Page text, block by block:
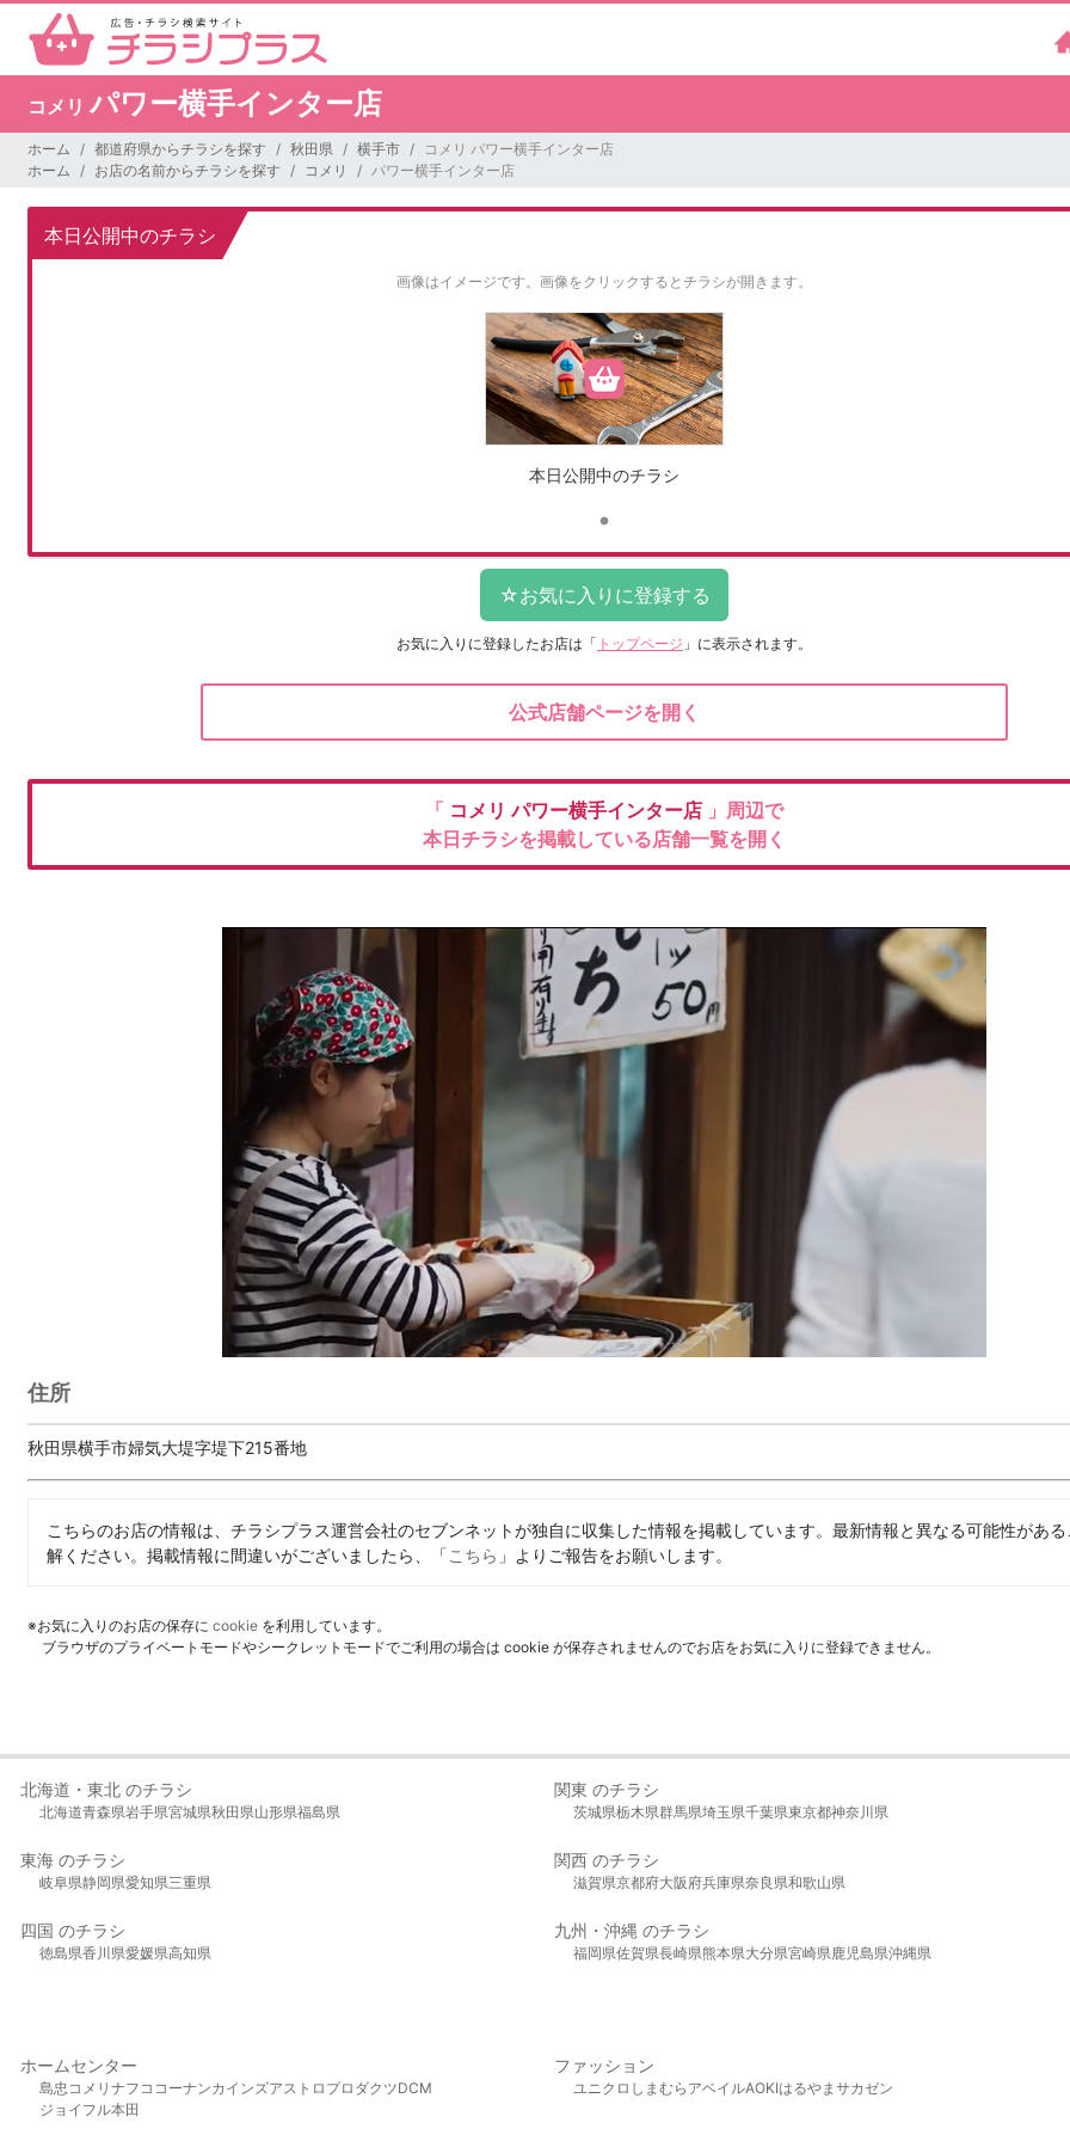
コメリパワー横手インター店
ホーム 都道府県からチラシを探す 秋田県 横手市
コメリ パワー横手インター店
ホーム
お店の名前からチラシを探す コメリ パワー横手インター店
本日公開中のチラシ
画像はイメージです。 画像をクリックするとチラシが開きます。
本日公開中のチラシ
お気に入りに登録したお店は 「 トップページ 」に表示されます。
公式店舗ページを開く
「 コメリパワー横手インター店 」周辺で
本日チラシを掲載している店舗一覧を開く
住所
秋田県横手市婦気大堤字堤下215番地
こちらのお店の情報は、チラシプラス運営会社のセブンネットが独自に収集した情報を掲載しています。最新情報と異なる可能性があ
解ください。掲載情報に間違いがございましたら、「こちら 」よりご報告をお願いします。
※お気に入りのお店の保存に cookie を利用しています。
ブラウザのプライベートモードやシークレットモードでご利用の場合は cookie が保存されませんのでお店をお気に入りに登録できません。
北海道・東北 のチラシ
北海道青森県岩手県宮城県秋田県山形県福島県
関東 のチラシ
茨城県栃木県群馬県埼玉県千葉県東京都神奈川県
東海 のチラシ
岐阜県静岡県愛知県三重県
関西 のチラシ
滋賀県京都府大阪府兵庫県奈良県和歌山県
四国 のチラシ
徳島県香川県愛媛県高知県
九州・沖縄 のチラシ
福岡県佐賀県長崎県熊本県大分県宮崎県鹿児島県沖縄県
ホームセンター
島忠 コメリ ナフコ コーナンカインズアストロプロダクツDCM
ジョイフル本田
ファッション
ユニクロ しまむら アベイルAOKIはるやま サカゼン